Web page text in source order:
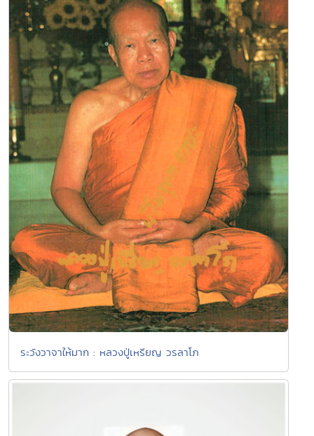
ระวังวาจาให้มาก : หลวงปู่เหรียญ วรลาโภ